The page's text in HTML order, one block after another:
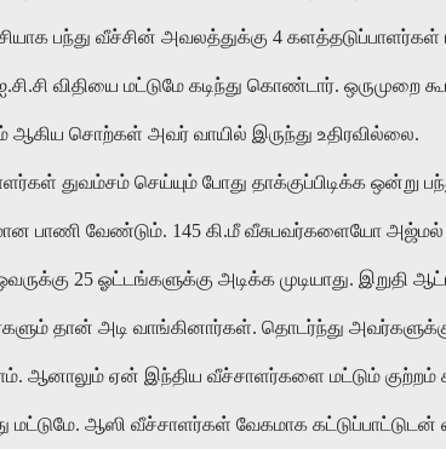
பந்து வீச்சின் அவலத்துக்கு 4
விதியை மட்டுமே கடிந்து கொண்டார். ஒருமுறை
ஆகிய சொற்கள் அவர் வாயில் இருந்து உதிரவில்லை.
துவம்சம் செய்யும் போது தாக்குப்பிடிக்க ஒன்று
பாணி வேண்டும். 145 கி.மீ வீசுபவர்களையோ
25 ஓட்டங்களுக்கு அடிக்க முடியாது. இறுதி
தான் அடி வாங்கினார்கள். தொடர்ந்து
ஆனாலும் ஏன் இந்திய வீச்சாளர்களை மட்டும் குற்றம்
மட்டுமே. ஆஸி வீச்சாளர்கள் வேகமாக